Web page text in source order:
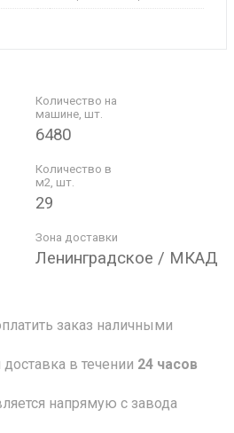
Количество на
машине, шт.
6480
Количество в
м2, шт.
29
Зона доставки
Ленинградское / МКАД
заказ наличными
в течении 24 часов
напрямую с завода